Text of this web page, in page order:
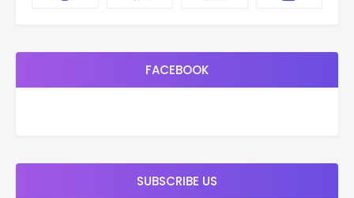
FACEBOOK
SUBSCRIBE US